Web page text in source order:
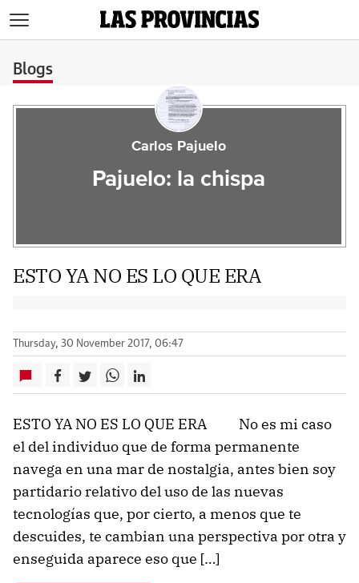
Blogs
Carlos Pajuelo
Pajuelo: la chispa
ESTO YA NO ES LO QUE ERA
Thursday, 30 November 2017, 06:47
ESTO YA NO ES LO QUE ERA No es mi caso
el del individuo que de forma permanente
navega en una mar de nostalgia, antes bien soy
partidario relativo del uso de las nuevas
tecnologías que, por cierto, a menos que te
descuides, te cambian una perspectiva por otra y
enseguida aparece eso que […]